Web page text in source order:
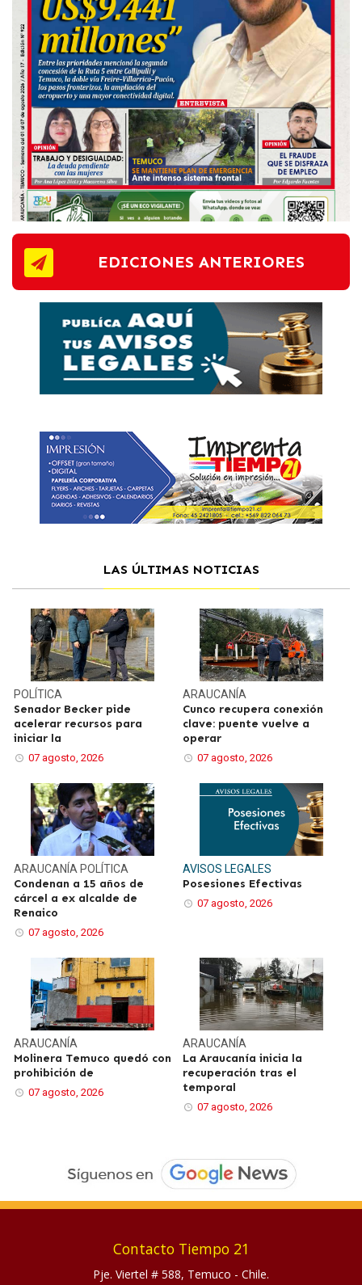
EDICIONES ANTERIORES
LAS ÚLTIMAS NOTICIAS
POLÍTICA
Senador Becker pide
acelerar recursos para
iniciar la
07 agosto, 2026
ARAUCANÍA
Cunco recupera conexión
clave: puente vuelve a
operar
07 agosto, 2026
ARAUCANÍA POLÍTICA
Condenan a 15 años de
cárcel a ex alcalde de
Renaico
07 agosto, 2026
AVISOS LEGALES
Posesiones Efectivas
07 agosto, 2026
ARAUCANÍA
Molinera Temuco quedó con
prohibición de
07 agosto, 2026
ARAUCANÍA
La Araucanía inicia la
recuperación tras el
temporal
07 agosto, 2026
Contacto Tiempo 21
Pje. Viertel # 588, Temuco - Chile.